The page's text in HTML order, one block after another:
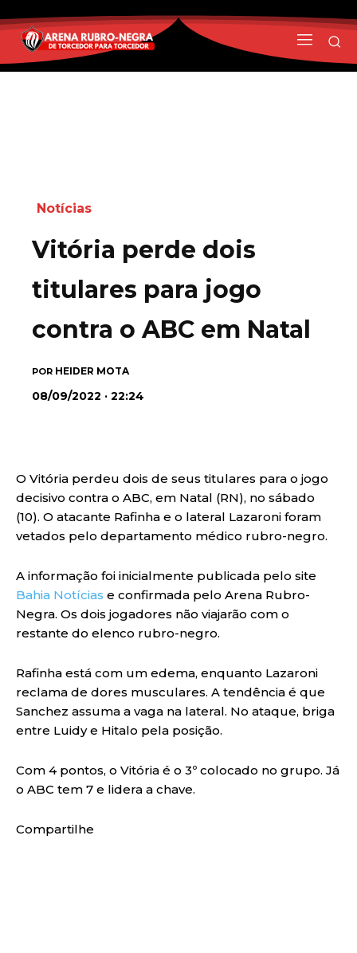
Notícias
Vitória perde dois
titulares para jogo
contra o ABC em Natal
POR HEIDER MOTA
08/09/2022 · 22:24
O Vitória perdeu dois de seus titulares para o jogo
decisivo contra o ABC, em Natal (RN), no sábado
(10). O atacante Rafinha e o lateral Lazaroni foram
vetados pelo departamento médico rubro-negro.
A informação foi inicialmente publicada pelo site
Bahia Notícias e confirmada pelo Arena Rubro-
Negra. Os dois jogadores não viajarão com o
restante do elenco rubro-negro.
Rafinha está com um edema, enquanto Lazaroni
reclama de dores musculares. A tendência é que
Sanchez assuma a vaga na lateral. No ataque, briga
entre Luidy e Hitalo pela posição.
Com 4 pontos, o Vitória é o 3º colocado no grupo. Já
o ABC tem 7 e lidera a chave.
Compartilhe